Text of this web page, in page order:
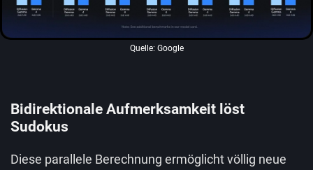
Quelle: Google
Bidirektionale Aufmerksamkeit löst
Sudokus
Diese parallele Berechnung ermöglicht völlig neue